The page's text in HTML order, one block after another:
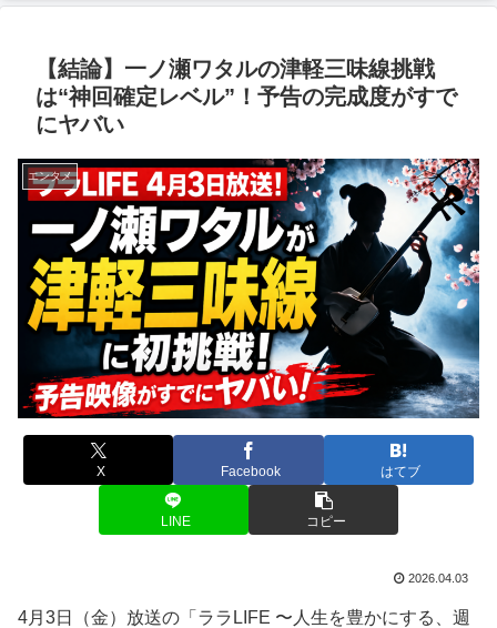
【結論】一ノ瀬ワタルの津軽三味線挑戦
は“神回確定レベル”！予告の完成度がすで
にヤバい
エンタメ
X Facebook はてブ
LINE コピー
2026.04.03
4月3日（金）放送の「ララLIFE 〜人生を豊かにする、週